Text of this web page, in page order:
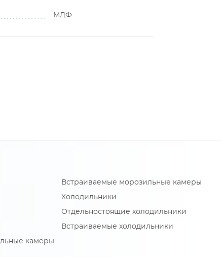
МДФ
камеры
Встраиваемые морозильные камеры
Холодильники
Отдельностоящие холодильники
Встраиваемые холодильники